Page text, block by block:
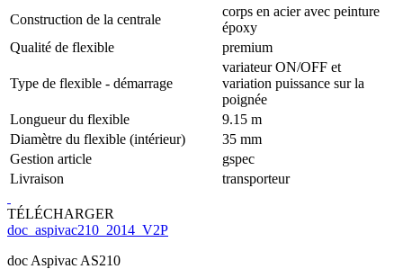
Construction de la centrale
corps en acier avec peinture
époxy
Qualité de flexible
premium
Type de flexible - démarrage
variateur ON/OFF et
variation puissance sur la
poignée
Longueur du flexible
9.15 m
Diamètre du flexible (intérieur)
35 mm
Gestion article
gspec
Livraison
transporteur
TÉLÉCHARGER
doc_aspivac210_2014_V2P
doc Aspivac AS210